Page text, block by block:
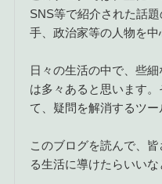
SNS等で紹介された話
手、政治家等の人物を中
日々の生活の中で、些
は多々あると思います
て、疑問を解消するツー
このブログを読んで、
る生活に導けたらいいな